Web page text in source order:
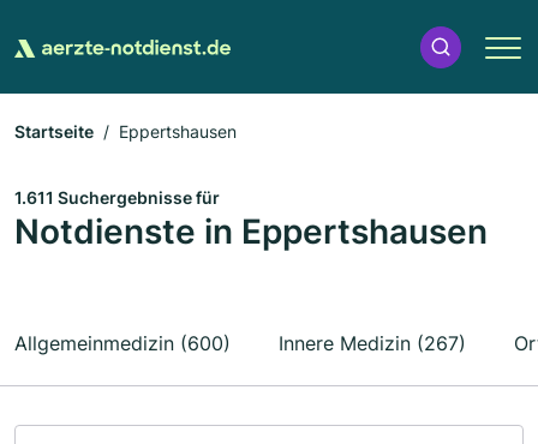
Startseite Eppertshausen
1.611 Suchergebnisse für
Notdienste in Eppertshausen
Allgemeinmedizin (600) Innere Medizin (267)